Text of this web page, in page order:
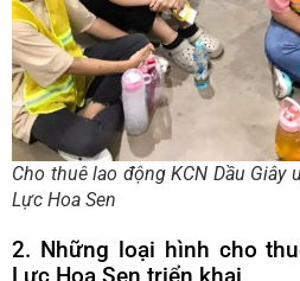
Cho thuê lao động KCN Dầu Giây
Lực Hoa Sen
2. Những loại hình cho